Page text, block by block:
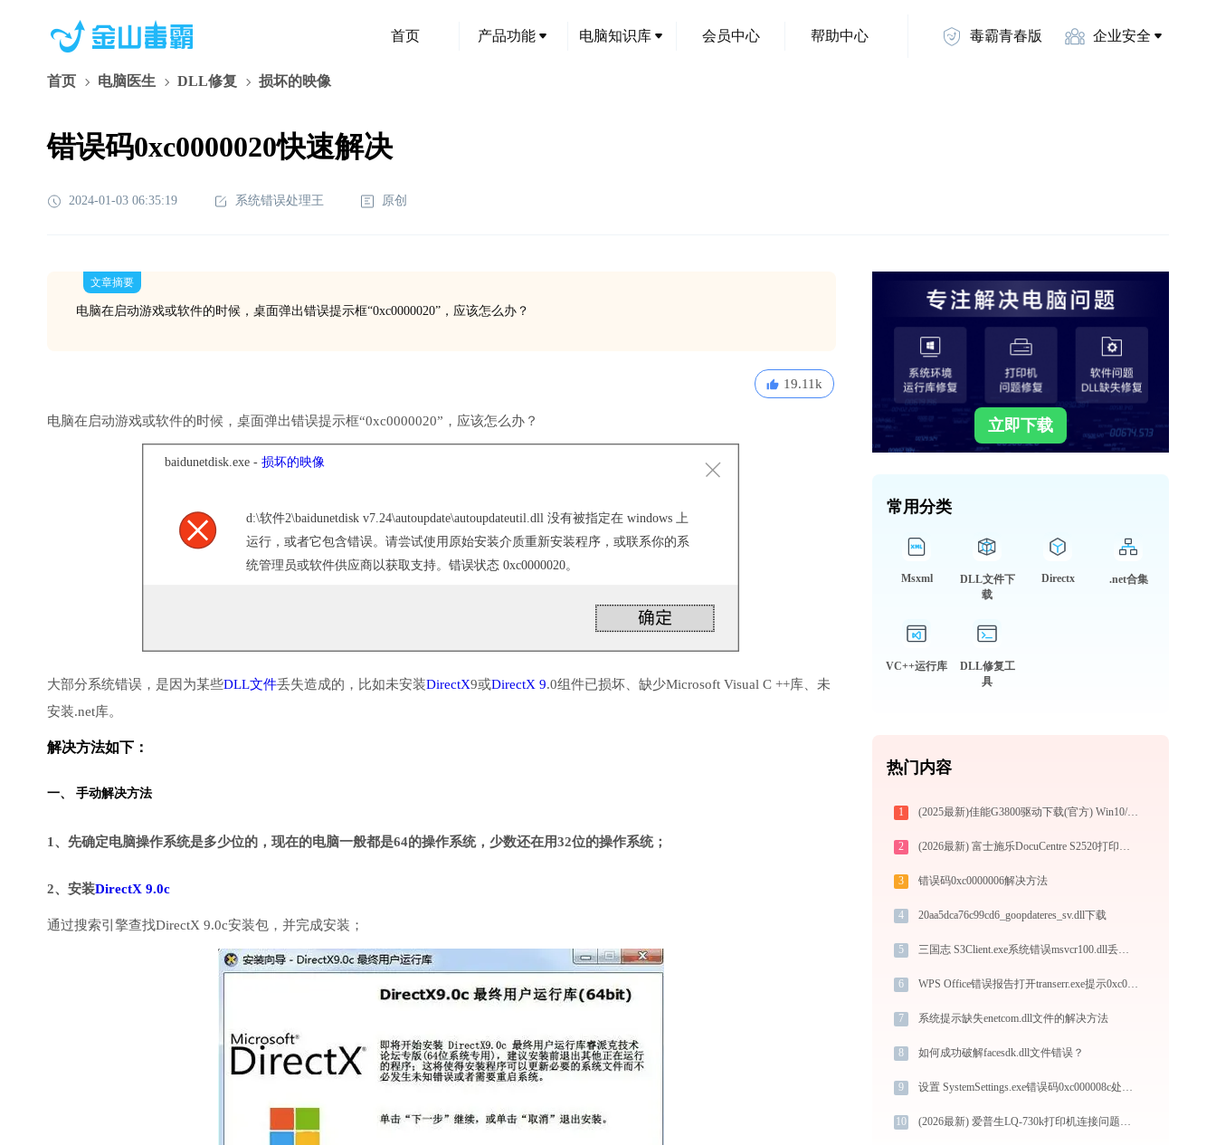
首页 产品功能 电脑知识库 会员中心 帮助中心 毒霸青春版 企业安全
首页 电脑医生 DLL修复 损坏的映像
错误码0xc0000020快速解决
2024-01-03 06:35:19 系统错误处理王 原创
文章摘要
电脑在启动游戏或软件的时候，桌面弹出错误提示框“0xc0000020”，应该怎么办？
19.11k
电脑在启动游戏或软件的时候，桌面弹出错误提示框“0xc0000020”，应该怎么办？
baidunetdisk.exe - 损坏的映像
d:\软件2\baidunetdisk v7.24\autoupdate\autoupdateutil.dll 没有被指定在 windows 上
运行，或者它包含错误。请尝试使用原始安装介质重新安装程序，或联系你的系
统管理员或软件供应商以获取支持。错误状态 0xc0000020。
大部分系统错误，是因为某些DLL文件丢失造成的，比如未安装DirectX9或DirectX 9.0组件已损坏、缺少Microsoft Visual C ++库、未
安装.net库。
解决方法如下：
一、 手动解决方法
1、先确定电脑操作系统是多少位的，现在的电脑一般都是64的操作系统，少数还在用32位的操作系统；
2、安装DirectX 9.0c
通过搜索引擎查找DirectX 9.0c安装包，并完成安装；
立即下载
常用分类
Msxml
DLL文件下
载
Directx .net合集
VC++运行库
DLL修复工
具
热门内容
1 (2025最新)佳能G3800驱动下载(官方) Win10/Win11支持
2 (2026最新) 富士施乐DocuCentre S2520打印机连接指南 - 金山毒霸
3 错误码0xc0000006解决方法
4 20aa5dca76c99cd6_goopdateres_sv.dll下载
5 三国志 S3Client.exe系统错误msvcr100.dll丢失如何解决
6 WPS Office错误报告打开transerr.exe提示0xc000000d错误码怎么办
7 系统提示缺失enetcom.dll文件的解决方法
8 如何成功破解facesdk.dll文件错误？
9 设置 SystemSettings.exe错误码0xc000008c处理办法
10 (2026最新) 爱普生LQ-730k打印机连接问题解决方法